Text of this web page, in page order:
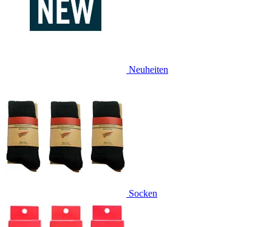
Neuheiten
Socken